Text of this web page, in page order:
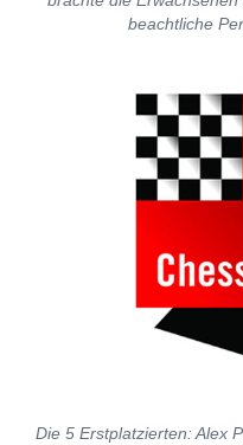
beachtliche
Die 5 Erstplatzierten: Alex